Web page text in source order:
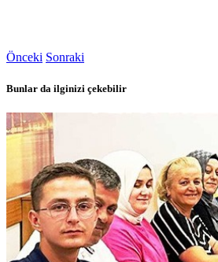
Önceki Sonraki
Bunlar da ilginizi çekebilir